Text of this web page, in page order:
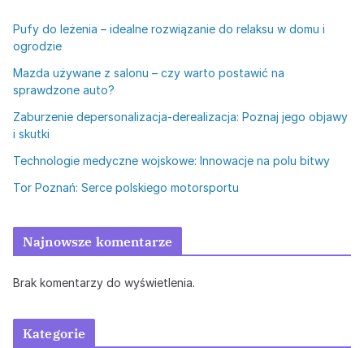
Pufy do leżenia – idealne rozwiązanie do relaksu w domu i
ogrodzie
Mazda używane z salonu – czy warto postawić na
sprawdzone auto?
Zaburzenie depersonalizacja-derealizacja: Poznaj jego objawy
i skutki
Technologie medyczne wojskowe: Innowacje na polu bitwy
Tor Poznań: Serce polskiego motorsportu
Najnowsze komentarze
Brak komentarzy do wyświetlenia.
Kategorie